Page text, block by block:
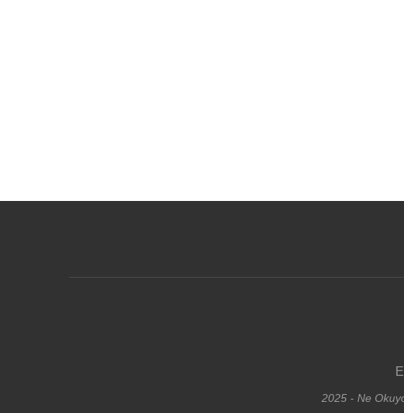
2025 - Ne